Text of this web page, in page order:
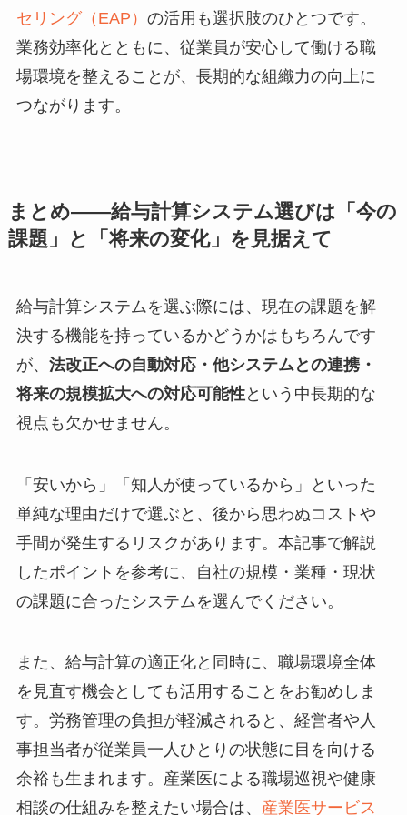
セリング（EAP） の活用も選択肢のひとつです。
業務効率化とともに、従業員が安心して働ける職
場環境を整えることが、長期的な組織力の向上に
つながります。
まとめ——給与計算システム選びは「今の
課題」と「将来の変化」を見据えて
給与計算システムを選ぶ際には、現在の課題を解
決する機能を持っているかどうかはもちろんです
が、 法改正への自動対応・他システムとの連携・
将来の規模拡大への対応可能性という中長期的な
視点も欠かせません。
「安いから」「知人が使っているから」といった
単純な理由だけで選ぶと、後から思わぬコストや
手間が発生するリスクがあります。本記事で解説
したポイントを参考に、自社の規模・業種・現状
の課題に合ったシステムを選んでください。
また、給与計算の適正化と同時に、職場環境全体
を見直す機会としても活用することをお勧めしま
す。労務管理の負担が軽減されると、経営者や人
事担当者が従業員一人ひとりの状態に目を向ける
余裕も生まれます。産業医による職場巡視や健康
相談の仕組みを整えたい場合は、 産業医サービス